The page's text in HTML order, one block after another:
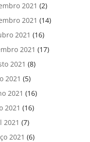
2021 (2)
2021 (14)
2021 (16)
2021 (17)
2021 (8)
2021 (5)
2021 (16)
2021 (16)
2021 (7)
2021 (6)